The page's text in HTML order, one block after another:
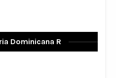
Dominicana R